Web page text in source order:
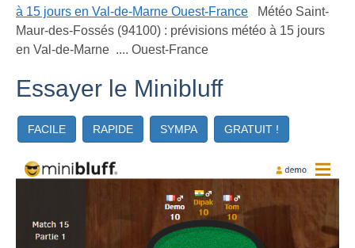
à 15 jours en Val-de-Marne Ouest-France Météo Saint-
Maur-des-Fossés (94100) : prévisions météo à 15 jours
en Val-de-Marne .... Ouest-France
Essayer le Minibluff
FACILE RAPIDE SYMPA GRATUIT !